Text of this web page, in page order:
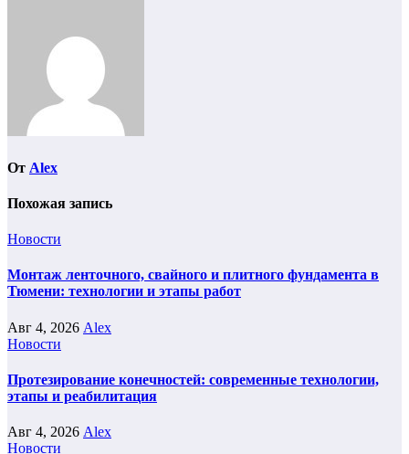
От Alex
Похожая запись
Новости
Монтаж ленточного, свайного и плитного фундамента в
Тюмени: технологии и этапы работ
Авг 4, 2026 Alex
Новости
Протезирование конечностей: современные технологии,
этапы и реабилитация
Авг 4, 2026 Alex
Новости